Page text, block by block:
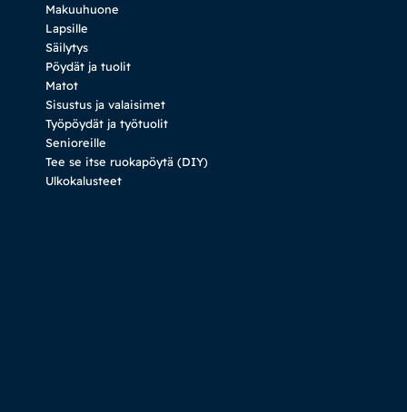
Makuuhuone
Lapsille
Säilytys
Pöydät ja tuolit
Matot
Sisustus ja valaisimet
Työpöydät ja työtuolit
Senioreille
Tee se itse ruokapöytä (DIY)
Ulkokalusteet